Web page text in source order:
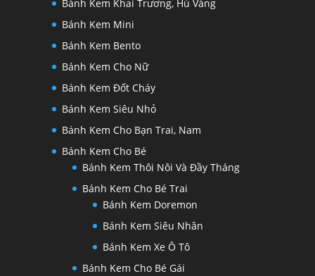
Bánh Kem Khai Trương, Hủ Vàng
Bánh Kem Mini
Bánh Kem Bento
Bánh Kem Cho Nữ
Bánh Kem Đốt Cháy
Bánh Kem Siêu Nhỏ
Bánh Kem Cho Bạn Trai, Nam
Bánh Kem Cho Bé
Bánh Kem Thôi Nôi Và Đầy Tháng
Bánh Kem Cho Bé Trai
Bánh Kem Doremon
Bánh Kem Siêu Nhân
Bánh Kem Xe Ô Tô
Bánh Kem Cho Bé Gái